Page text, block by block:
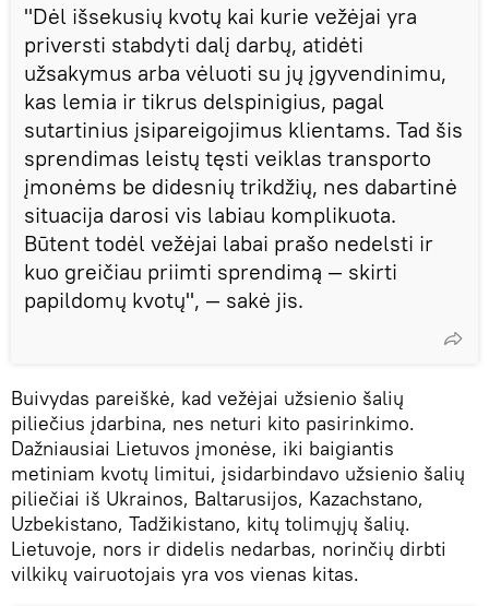
"Dėl išsekusių kvotų kai kurie vežėjai yra
priversti stabdyti dalį darbų, atidėti
užsakymus arba vėluoti su jų įgyvendinimu,
kas lemia ir tikrus delspinigius, pagal
sutartinius įsipareigojimus klientams. Tad šis
sprendimas leistų tęsti veiklas transporto
įmonėms be didesnių trikdžių, nes dabartinė
situacija darosi vis labiau komplikuota.
Būtent todėl vežėjai labai prašo nedelsti ir
kuo greičiau priimti sprendimą — skirti
papildomų kvotų", — sakė jis.
Buivydas pareiškė, kad vežėjai užsienio šalių
piliečius įdarbina, nes neturi kito pasirinkimo.
Dažniausiai Lietuvos įmonėse, iki baigiantis
metiniam kvotų limitui, įsidarbindavo užsienio šalių
piliečiai iš Ukrainos, Baltarusijos, Kazachstano,
Uzbekistano, Tadžikistano, kitų tolimųjų šalių.
Lietuvoje, nors ir didelis nedarbas, norinčių dirbti
vilkikų vairuotojais yra vos vienas kitas.